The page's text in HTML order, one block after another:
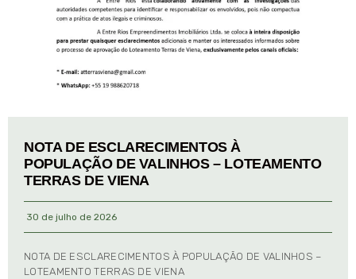
NOTA DE ESCLARECIMENTOS À
POPULAÇÃO DE VALINHOS – LOTEAMENTO
TERRAS DE VIENA
30 de julho de 2026
NOTA DE ESCLARECIMENTOS À POPULAÇÃO DE VALINHOS –
LOTEAMENTO TERRAS DE VIENA